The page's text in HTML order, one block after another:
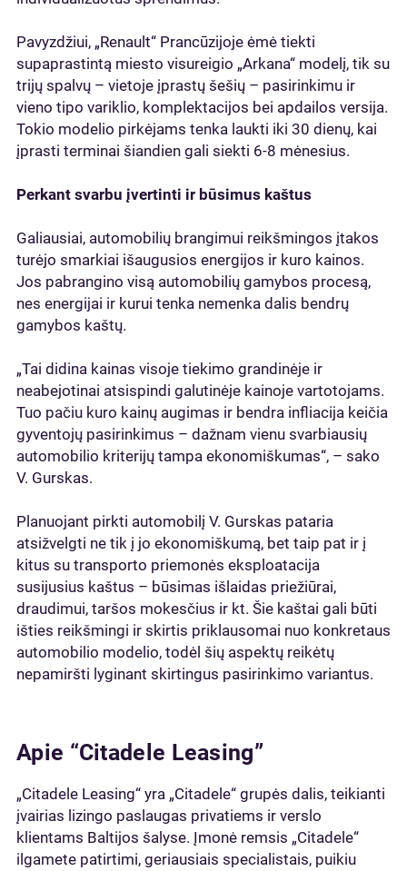
Pavyzdžiui, „Renault“ Prancūzijoje ėmė tiekti
supaprastintą miesto visureigio „Arkana“ modelį, tik su
trijų spalvų – vietoje įprastų šešių – pasirinkimu ir
vieno tipo variklio, komplektacijos bei apdailos versija.
Tokio modelio pirkėjams tenka laukti iki 30 dienų, kai
įprasti terminai šiandien gali siekti 6-8 mėnesius.
Perkant svarbu įvertinti ir būsimus kaštus
Galiausiai, automobilių brangimui reikšmingos įtakos
turėjo smarkiai išaugusios energijos ir kuro kainos.
Jos pabrangino visą automobilių gamybos procesą,
nes energijai ir kurui tenka nemenka dalis bendrų
gamybos kaštų.
„Tai didina kainas visoje tiekimo grandinėje ir
neabejotinai atsispindi galutinėje kainoje vartotojams.
Tuo pačiu kuro kainų augimas ir bendra infliacija keičia
gyventojų pasirinkimus – dažnam vienu svarbiausių
automobilio kriterijų tampa ekonomiškumas“, – sako
V. Gurskas.
Planuojant pirkti automobilį V. Gurskas pataria
atsižvelgti ne tik į jo ekonomiškumą, bet taip pat ir į
kitus su transporto priemonės eksploatacija
susijusius kaštus – būsimas išlaidas priežiūrai,
draudimui, taršos mokesčius ir kt. Šie kaštai gali būti
išties reikšmingi ir skirtis priklausomai nuo konkretaus
automobilio modelio, todėl šių aspektų reikėtų
nepamiršti lyginant skirtingus pasirinkimo variantus.
Apie “Citadele Leasing”
„Citadele Leasing“ yra „Citadele“ grupės dalis, teikianti
įvairias lizingo paslaugas privatiems ir verslo
klientams Baltijos šalyse. Įmonė remsis „Citadele“
ilgamete patirtimi, geriausiais specialistais, puikiu